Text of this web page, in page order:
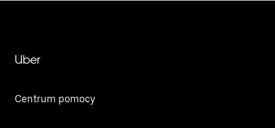
Uber
Centrum pomocy